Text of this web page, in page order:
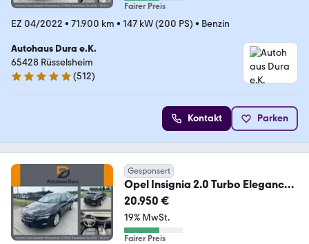
Fairer Preis
EZ 04/2022 • 71.900 km • 147 kW (200 PS) • Benzin
Autohaus Dura e.K.
65428 Rüsselsheim
4.8 Sterne
(512)
Kontakt Parken
Gesponsert
Opel Insignia 2.0 Turbo Elegance
Aut. Navi+Led+Shz
20.950 €
19% MwSt.
Fairer Preis